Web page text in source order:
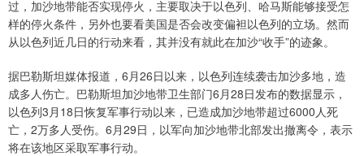
过，加沙地带能否实现停火，主要取决于以色列、哈马斯能够接受怎
样的停火条件，另外也要看美国是否会改变偏袒以色列的立场。然而
从以色列近几日的行动来看，其并没有就此在加沙“收手”的迹象。
据巴勒斯坦媒体报道，6月26日以来，以色列连续袭击加沙多地，造
成多人伤亡。巴勒斯坦加沙地带卫生部门6月28日发布的数据显示，
以色列3月18日恢复军事行动以来，已造成加沙地带超过6000人死
亡，2万多人受伤。6月29日，以军向加沙地带北部发出撤离令，表示
将在该地区采取军事行动。